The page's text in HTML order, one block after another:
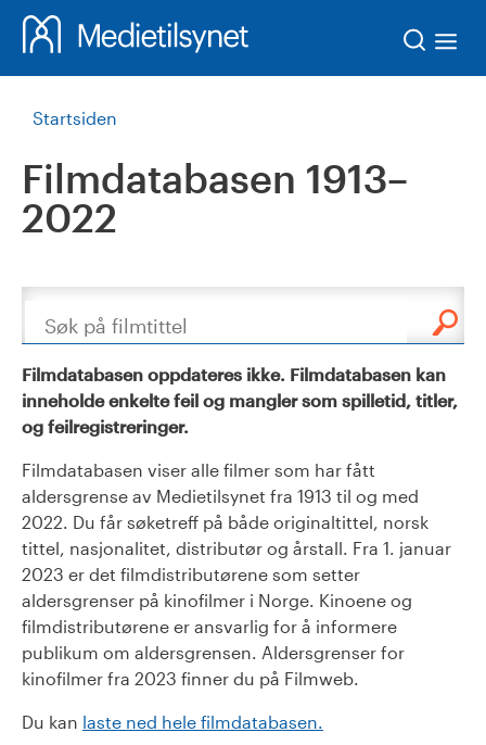
Startsiden
Filmdatabasen 1913–
2022
Søk
Filmdatabasen oppdateres ikke. Filmdatabasen kan
inneholde enkelte feil og mangler som spilletid, titler,
og feilregistreringer.
Filmdatabasen viser alle filmer som har fått
aldersgrense av Medietilsynet fra 1913 til og med
2022. Du får søketreff på både originaltittel, norsk
tittel, nasjonalitet, distributør og årstall. Fra 1. januar
2023 er det filmdistributørene som setter
aldersgrenser på kinofilmer i Norge. Kinoene og
filmdistributørene er ansvarlig for å informere
publikum om aldersgrensen. Aldersgrenser for
kinofilmer fra 2023 finner du på Filmweb.
Du kan laste ned hele filmdatabasen.